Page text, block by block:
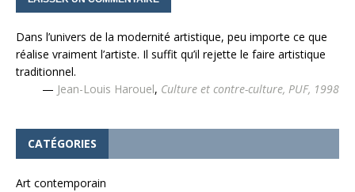
Dans l’univers de la modernité artistique, peu importe ce que
réalise vraiment l’artiste. Il suffit qu’il rejette le faire artistique
traditionnel.
— Jean-Louis Harouel, Culture et contre-culture, PUF, 1998
CATÉGORIES
Art contemporain